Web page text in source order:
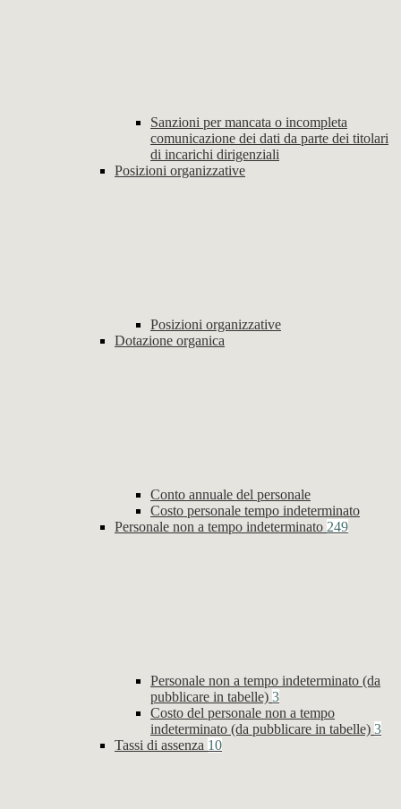
Sanzioni per mancata o incompleta
comunicazione dei dati da parte dei titolari
di incarichi dirigenziali
Posizioni organizzative
Posizioni organizzative
Dotazione organica
Conto annuale del personale
Costo personale tempo indeterminato
Personale non a tempo indeterminato 249
Personale non a tempo indeterminato (da
pubblicare in tabelle) 3
Costo del personale non a tempo
indeterminato (da pubblicare in tabelle) 3
Tassi di assenza 10